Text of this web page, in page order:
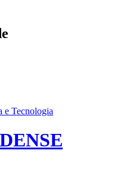
Acesso à informação
e Tecnologia